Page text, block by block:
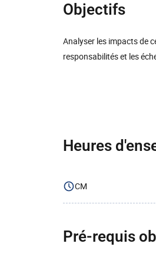
Objectifs
Analyser les impacts de
responsabilités et les
Heures
CM
Pré-requis